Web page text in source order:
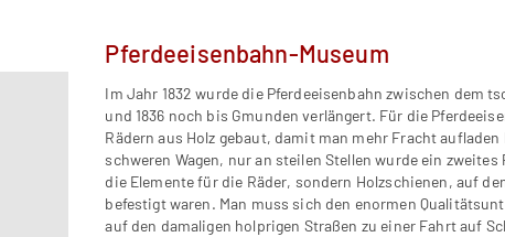
Pferdeeisenbahn-Museum
Im Jahr 1832 wurde die Pferdeeisenbahn zwischen dem
und 1836 noch bis Gmunden verlängert. Für die
Rädern aus Holz gebaut, damit man mehr Fracht
schweren Wagen, nur an steilen Stellen wurde ein
die Elemente für die Räder, sondern Holzschienen, auf
befestigt waren. Man muss sich den enormen
auf den damaligen holprigen Straßen zu einer Fahrt auf